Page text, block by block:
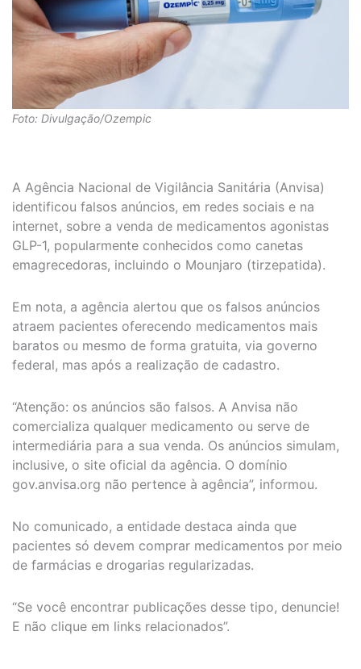
Foto: Divulgação/Ozempic
A Agência Nacional de Vigilância Sanitária (Anvisa)
identificou falsos anúncios, em redes sociais e na
internet, sobre a venda de medicamentos agonistas
GLP-1, popularmente conhecidos como canetas
emagrecedoras, incluindo o Mounjaro (tirzepatida).
Em nota, a agência alertou que os falsos anúncios
atraem pacientes oferecendo medicamentos mais
baratos ou mesmo de forma gratuita, via governo
federal, mas após a realização de cadastro.
“Atenção: os anúncios são falsos. A Anvisa não
comercializa qualquer medicamento ou serve de
intermediária para a sua venda. Os anúncios simulam,
inclusive, o site oficial da agência. O domínio
gov.anvisa.org não pertence à agência”, informou.
No comunicado, a entidade destaca ainda que
pacientes só devem comprar medicamentos por meio
de farmácias e drogarias regularizadas.
“Se você encontrar publicações desse tipo, denuncie!
E não clique em links relacionados”.